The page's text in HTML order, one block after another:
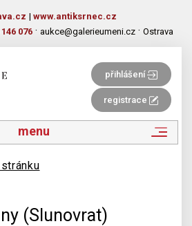
| www.antiksrnec.cz
076 · aukce@galerieumeni.cz · Ostrava
přihlášení
registrace
menu
(Slunovrat)